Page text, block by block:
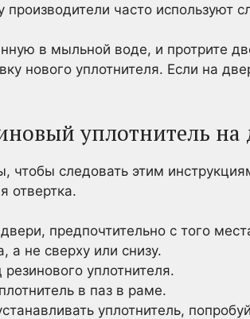
производители часто используют
в мыльной воде, и протрите
нового уплотнителя. Если на
уплотнитель
следовать этим
отвертка.
предпочтительно с того
а не сверху или снизу.
уплотнителя.
в паз в раме.
уплотнитель,